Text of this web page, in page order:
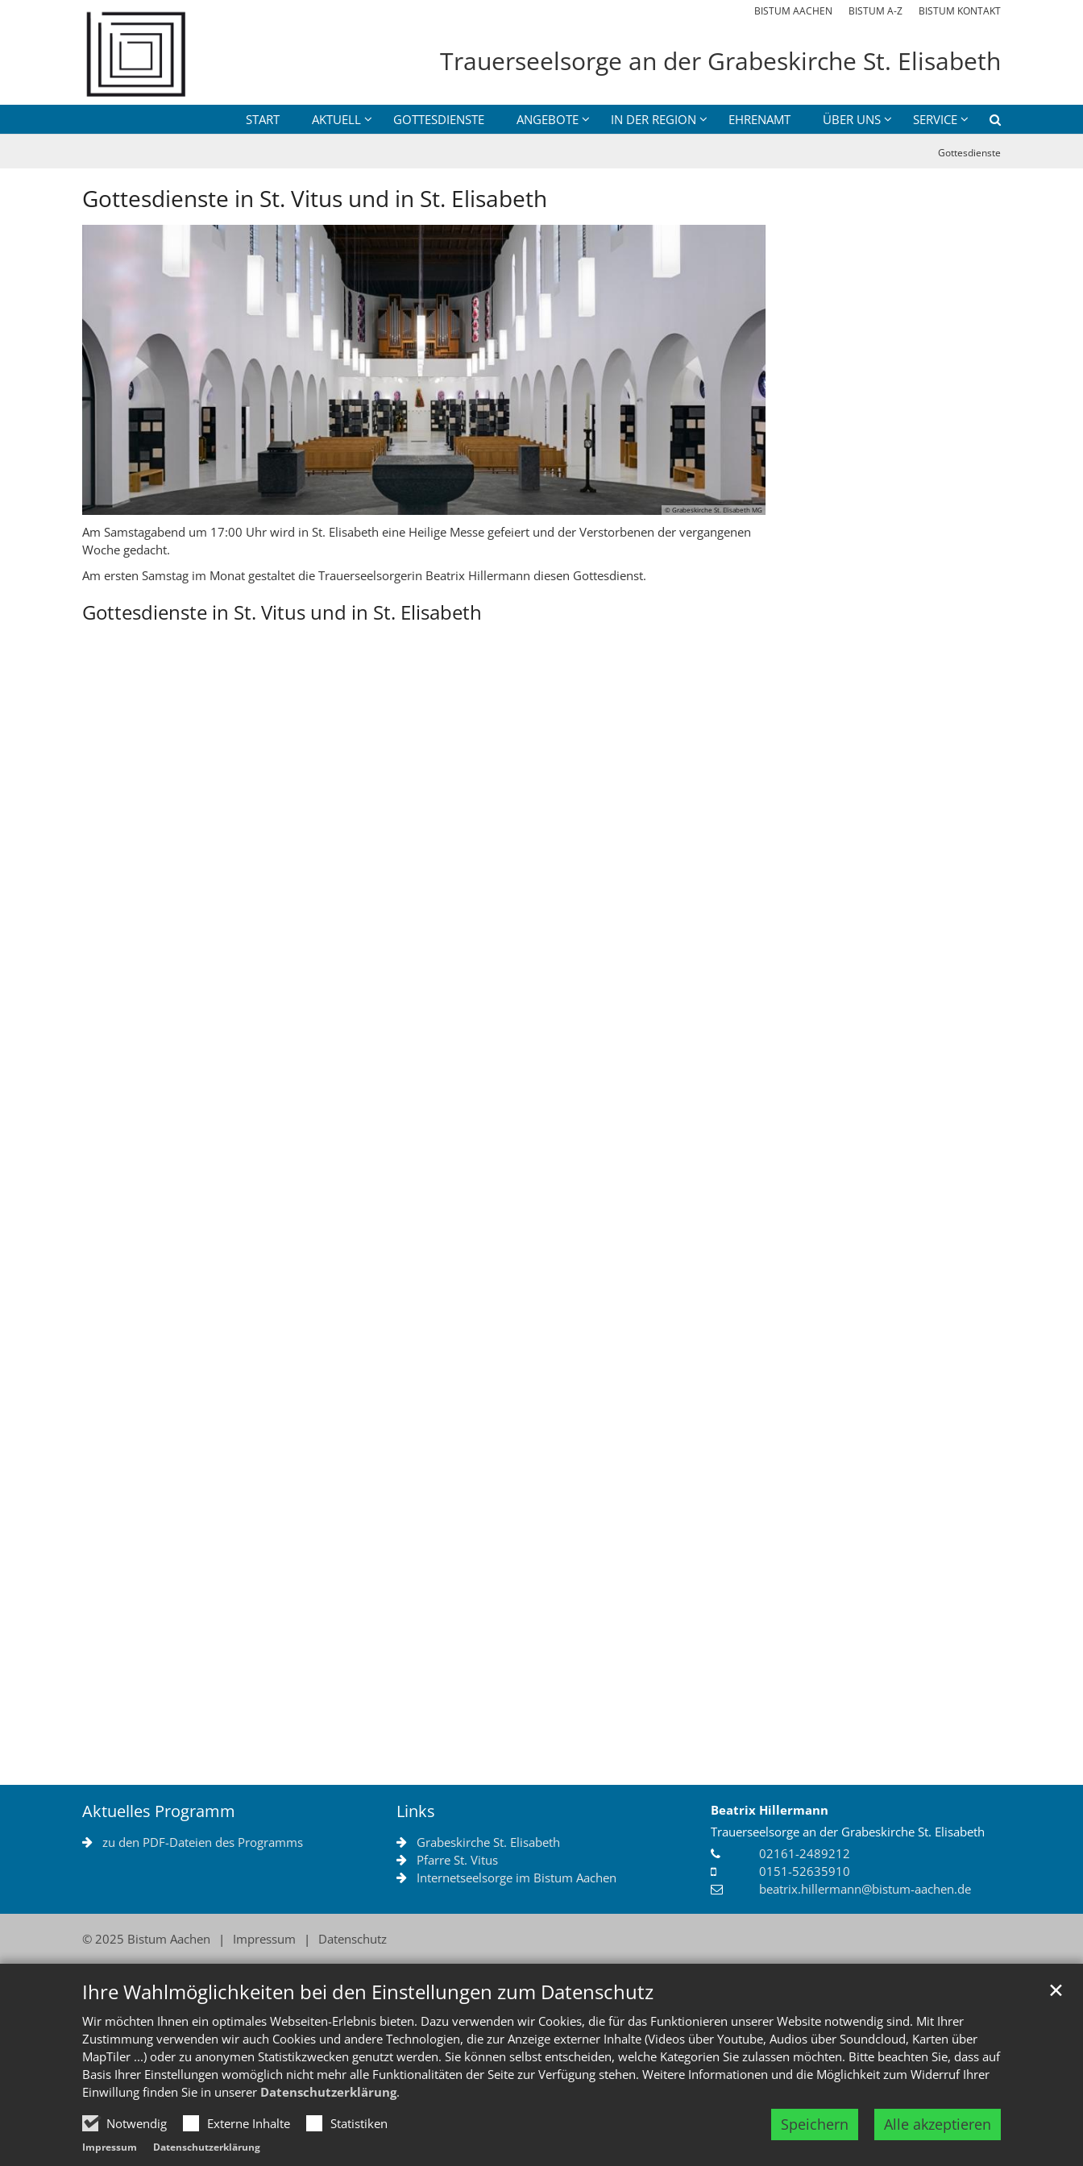
Ihre Wahlmöglichkeiten bei den Einstellungen zum Datenschutz
Wir möchten Ihnen ein optimales Webseiten-Erlebnis bieten. Dazu verwenden wir Cookies, die für das Funktionieren unserer Website notwendig sind. Mit Ihrer
Zustimmung verwenden wir auch Cookies und andere Technologien, die zur Anzeige externer Inhalte (Videos über Youtube, Audios über Soundcloud, Karten über
MapTiler ...) oder zu anonymen Statistikzwecken genutzt werden. Sie können selbst entscheiden, welche Kategorien Sie zulassen möchten. Bitte beachten Sie, dass auf
Basis Ihrer Einstellungen womöglich nicht mehr alle Funktionalitäten der Seite zur Verfügung stehen. Weitere Informationen und die Möglichkeit zum Widerruf Ihrer
Einwillung finden Sie in unserer Datenschutzerklärung.
Notwendig
Externe Inhalte Statistiken Speichern Alle akzeptieren
✕
Impressum Datenschutzerklärung
Zum Inhalt springen BISTUM AACHEN BISTUM A-Z BISTUM KONTAKT
Trauerseelsorge an der Grabeskirche St. Elisabeth
START AKTUELL GOTTESDIENSTE ANGEBOTE IN DER REGION EHRENAMT ÜBER UNS SERVICE
Gottesdienste
Gottesdienste in St. Vitus und in St. Elisabeth
© Grabeskirche St. Elisabeth MG
Am Samstagabend um 17:00 Uhr wird in St. Elisabeth eine Heilige Messe gefeiert und der Verstorbenen der vergangenen
Woche gedacht.
Am ersten Samstag im Monat gestaltet die Trauerseelsorgerin Beatrix Hillermann diesen Gottesdienst.
Gottesdienste in St. Vitus und in St. Elisabeth
Aktuelles Programm
zu den PDF-Dateien des Programms
Links
Grabeskirche St. Elisabeth
Pfarre St. Vitus
Internetseelsorge im Bistum Aachen
Beatrix Hillermann
Trauerseelsorge an der Grabeskirche St. Elisabeth
02161-2489212
0151-52635910
beatrix.hillermann@bistum-aachen.de
© 2025 Bistum Aachen Impressum Datenschutz